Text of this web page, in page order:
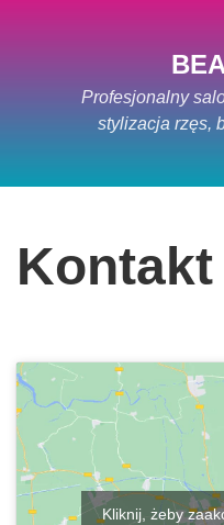
Profesjonalny
stylizacja rzęs,
Kontakt
Kliknij, żeby